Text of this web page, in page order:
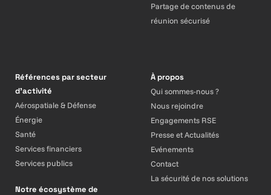
Partage de contenus de
réunion sécurisé
Références par secteur
d’activité
Aérospatiale & Défense
Énergie
Santé
Services financiers
Services publics
Notre écosystème de
À propos
Qui sommes-nous ?
Nous rejoindre
Engagements RSE
Presse et Actualités
Evénements
Contact
La sécurité de nos solutions